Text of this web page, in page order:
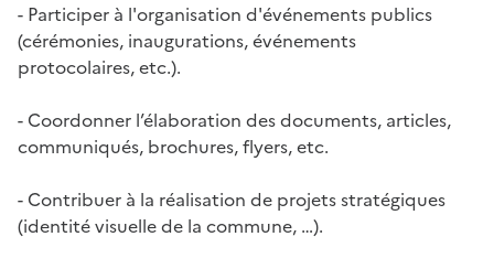
- Participer à l'organisation d'événements publics
(cérémonies, inaugurations, événements
protocolaires, etc.).
- Coordonner l’élaboration des documents, articles,
communiqués, brochures, flyers, etc.
- Contribuer à la réalisation de projets stratégiques
(identité visuelle de la commune, …).